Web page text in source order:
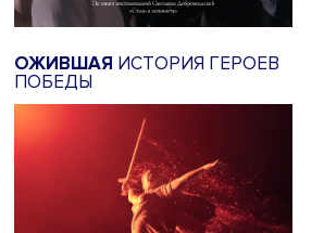
ОЖИВШАЯ ИСТОРИЯ ГЕРОЕВ
ПОБЕДЫ